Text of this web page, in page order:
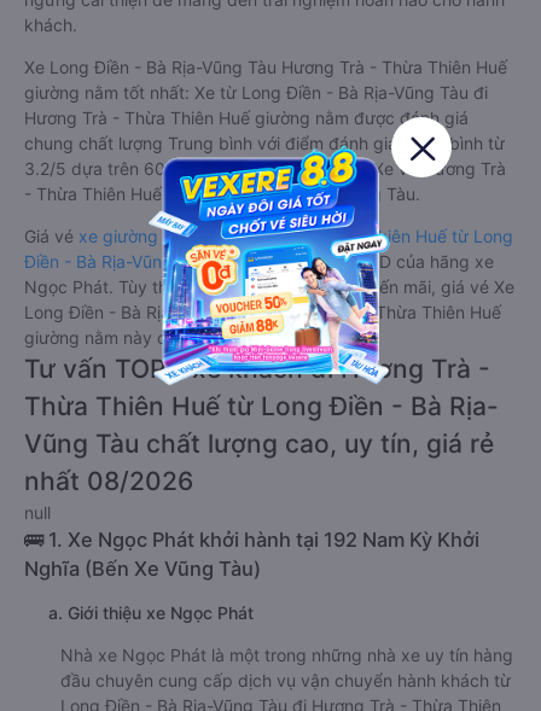
khách.
Xe Long Điền - Bà Rịa-Vũng Tàu Hương Trà - Thừa Thiên Huế
giường nằm tốt nhất: Xe từ Long Điền - Bà Rịa-Vũng Tàu đi
Hương Trà - Thừa Thiên Huế giường nằm được đánh giá
chung chất lượng Trung bình với điểm đánh giá trung bình từ
3.2/5 dựa trên 60 phản hồi của hành khách Xe về Hương Trà
- Thừa Thiên Huế từ Long Điền - Bà Rịa-Vũng Tàu.
Giá vé xe giường nằm đi Hương Trà - Thừa Thiên Huế từ Long
Điền - Bà Rịa-Vũng Tàurẻ nhất là 630000VND của hãng xe
Ngọc Phát. Tùy thuộc vào chương trình khuyến mãi, giá vé Xe
Long Điền - Bà Rịa-Vũng Tàu đi Hương Trà - Thừa Thiên Huế
giường nằm này có thể sẽ rẻ hơn.
Tư vấn TOP 1 xe khách đi Hương Trà -
Thừa Thiên Huế từ Long Điền - Bà Rịa-
Vũng Tàu chất lượng cao, uy tín, giá rẻ
nhất 08/2026
null
🚌 1. Xe Ngọc Phát khởi hành tại 192 Nam Kỳ Khởi
Nghĩa (Bến Xe Vũng Tàu)
a. Giới thiệu xe Ngọc Phát
Nhà xe Ngọc Phát là một trong những nhà xe uy tín hàng
đầu chuyên cung cấp dịch vụ vận chuyển hành khách từ
Long Điền - Bà Rịa-Vũng Tàu đi Hương Trà - Thừa Thiên